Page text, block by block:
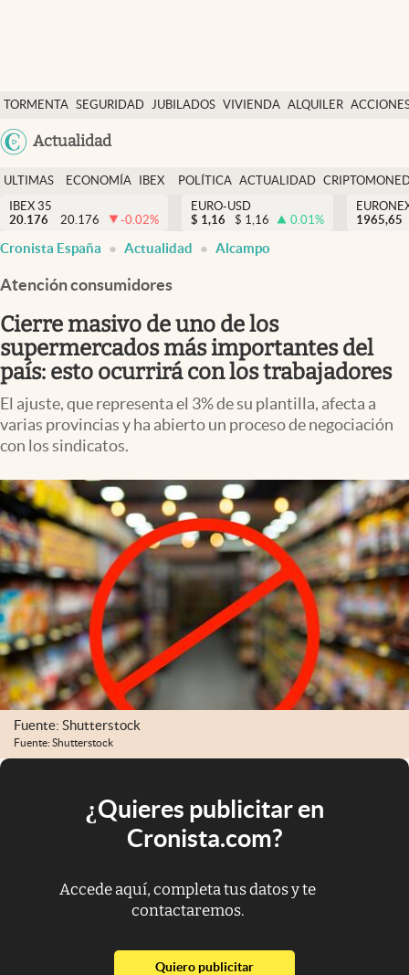
TORMENTA SEGURIDAD JUBILADOS VIVIENDA ALQUILER
USA
Actualidad
Economía y finanzas
Política
Actualidad
Criptomonedas
España
ULTIMAS
NOTICIAS
ECONOMÍA
FINANZAS
IBEX
EURO
POLÍTICA ACTUALIDAD
IBEX 35
20.176
20.176 -0.02%
EURO-USD
$ 1,16 $ 1,16 0.01%
1965,65
Cronista España Actualidad Alcampo
Atención consumidores
Cierre masivo de uno de los
supermercados más importantes del
país: esto ocurrirá con los trabajadores
El ajuste, que representa el 3% de su plantilla, afecta a
varias provincias y ha abierto un proceso de negociación
con los sindicatos.
Fuente: Shutterstock
Fuente: Shutterstock
¿Quieres publicitar en
Cronista.com?
Accede aquí, completa tus datos y te
contactaremos.
Quiero publicitarabre en nueva pestaña